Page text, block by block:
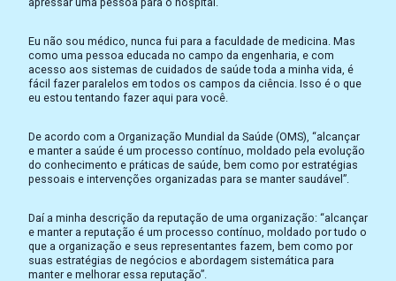
Eu não sou médico, nunca fui para a faculdade de medicina. Mas
como uma pessoa educada no campo da engenharia, e com
acesso aos sistemas de cuidados de saúde toda a minha vida, é
fácil fazer paralelos em todos os campos da ciência. Isso é o que
eu estou tentando fazer aqui para você.
De acordo com a Organização Mundial da Saúde (OMS), “alcançar
e manter a saúde é um processo contínuo, moldado pela evolução
do conhecimento e práticas de saúde, bem como por estratégias
pessoais e intervenções organizadas para se manter saudável”.
Daí a minha descrição da reputação de uma organização: “alcançar
e manter a reputação é um processo contínuo, moldado por tudo o
que a organização e seus representantes fazem, bem como por
suas estratégias de negócios e abordagem sistemática para
manter e melhorar essa reputação”.